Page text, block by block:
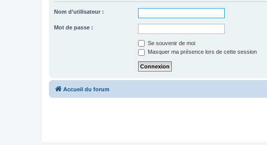
Nom d’utilisateur :
Mot de passe :
Se souvenir de moi
Masquer ma présence lors de cette session
Accueil du forum